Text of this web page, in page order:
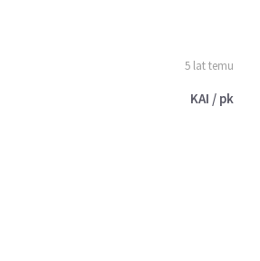
5 lat temu
KAI / pk